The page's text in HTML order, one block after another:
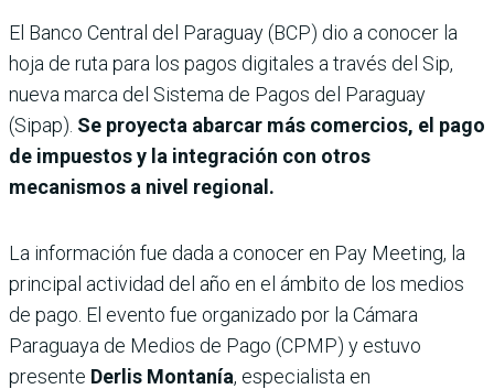
El Banco Central del Paraguay (BCP) dio a conocer la
hoja de ruta para los pagos digitales a través del Sip,
nueva marca del Sistema de Pagos del Paraguay
(Sipap). Se proyecta abarcar más comercios, el pago
de impuestos y la integración con otros
mecanismos a nivel regional.
La información fue dada a conocer en Pay Meeting, la
principal actividad del año en el ámbito de los medios
de pago. El evento fue organizado por la Cámara
Paraguaya de Medios de Pago (CPMP) y estuvo
presente Derlis Montanía, especialista en